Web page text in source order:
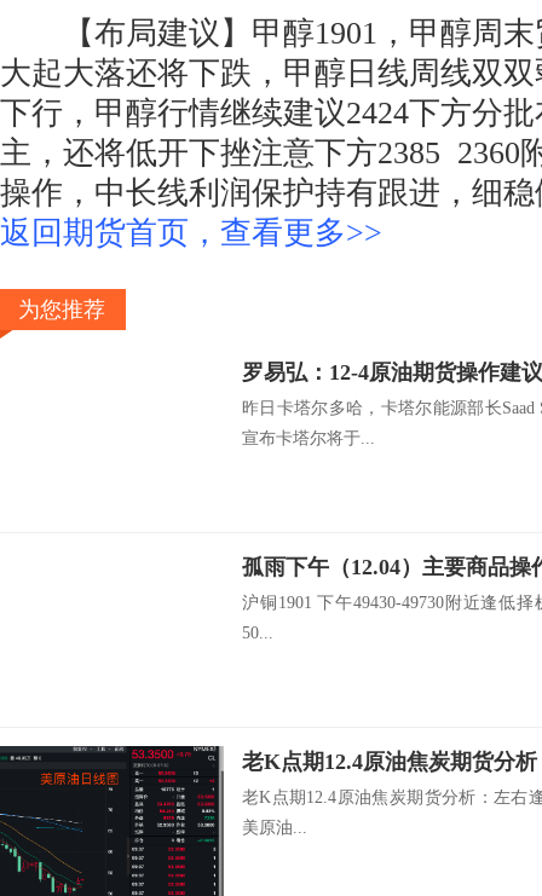
【布局建议】甲醇1901，甲醇周末
大起大落还将下跌，甲醇日线周线双
下行，甲醇行情继续建议2424下方分
主，还将低开下挫注意下方2385 2360
操作，中长线利润保护持有跟进，细
返回期货首页，查看更多>>
为您推荐
罗易弘：12-4原油期货操作建
昨日卡塔尔多哈，卡塔尔能源部长Saad
宣布卡塔尔将于...
孤雨下午（12.04）主要商品操
沪铜1901 下午49430-49730附近逢低
50...
老K点期12.4原油焦炭期货分析：左右
美原油...